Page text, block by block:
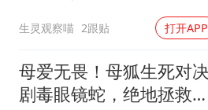
生灵观察喵 2跟贴 打开APP
母爱无畏！母狐生死对决
剧毒眼镜蛇，绝地拯救幼